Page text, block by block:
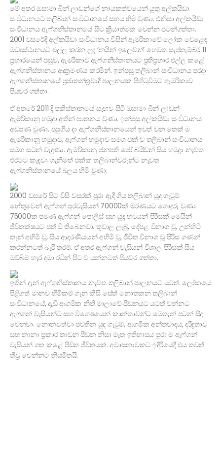
මේ අතර ඔසාමා බින් ලාඩන්ගේ නායකත්වයෙන් යුතු අල්කයිඩා
සංවිධානයට තලිබාන් සංවිධානයේ සහය හිමි වුණා. එනිසා අල්කයිඩා
සංවිධානය ඇෆ්ගනිස්තානයේ සිට ක්‍රියාත්මක වෙන්න පටන්ගත්තා.
2001 වසරේදී අල්කයිඩා සංවිධානය විසින් ඇමරිකාවේ ලෝක වෙළෙඳ
මධ්‍යස්ථානයට එල්ල කරන ලද ‘නයින් ඉලෙවන්’ හෙවත් සැප්තැම්බර් 11
ප්‍රහාරයෙන් පසුව, ඇමරිකාව ඇෆ්ගනිස්තානයට ප්‍රතිප්‍රහාර එල්ල කළේ
ඇෆ්ගනිස්තානය ආක්‍රමණය කරමින්. ඉන්පසු තලිබාන් සංවිධානය පරදා
ඇෆ්ගනිස්තානයේ ප්‍රජාතන්ත්‍රවාදී පාලනයක් පිහිටුවීමට ඇමරිකාව
පියවර ගත්තා.
ඒ අතරේ 2011 දී පකිස්තානයේ සැඟව සිටි ඔසාමා බින් ලාඩන්
ඇමරිකානු හමුදා අතින් ඝාතනය වුණා. ඉන්පසු අල්කයිඩා සංවිධානය
අඩපණ වුණා. පසුගිය දා ඇෆ්ගනිස්තානයෙන් ඉවත් වන තෙක් ම
ඇමරිකානු හමුදාව, ඇෆ්ගන් හමුදාව සමග එක් ව තලිබාන් සංවිධානය
සමග සටන් වැදුණා. ඇමරිකානු ජනපති ජෝ බයිඩන් සිය හමුදා නැවත
එරටට කැඳවා ගැනීමත් එක්ක තලිබාන්වරුන්ට නැවත
ඇෆ්ගනිස්තානයේ බලය හිමි වුණා.
2000 වසරේ සිට විසි වසරක් පුරා ඇදී ගිය තලිබාන් යුද ගැටුම්
හේතුවෙන් ඇෆ්ගන් පුරවැසියන් 70000ක් මරණයට ගොදුරු වුණා.
75000ක පමණ ඇෆ්ගන් පොලිස් සහ යුද භටයන් පිරිසක් මෙයින්
ජීවිතක්ෂයට පත් වී තිබෙනවා. තුවාල ලැබූ, දේපළ විනාශ වූ, උන්හිටි
තැන් අහිමි වූ, සිය ආදරණීයයන් අහිමි වූ, ජීවිත විනාශ වූ පිරිස ගණන්
කරන්නටත් බැරි තරම්. ඒ අතර ඇෆ්ගන් වැසියන් විශාල පිරිසක් සිය
මව්බිම හැර දමා රටින් පිට ව යන්නටත් පියවර ගත්තා.
ඉතින් දැන් ඇෆ්ගනිස්තානය නැවත තලිබාන් පාලනයට යටත්. ලෝකයේ
පිළිගත් මානව හිමිකම් ගැන කිසි සේත් නොතකන තලිබාන්
සංවිධානයේ, දැඩි ආගමික නීති මාලාවේ පීඩනයට යටත් වන්නට
ඇෆ්ගන් වැසියන්ට සහ විශේෂයෙන් කාන්තාවන්ට මෙතැන් පටන් සිදු
වෙනවා. නොනවත්වා පවතින යුද ගැටුම්, ආගමික අන්තවාදය, දරිද්‍රතාව
සහ නානා ප්‍රකාර තාඩන පීඩන නිසා මෑත ඉතිහාසය පුරා ම ඇෆ්ගන්
වැසියන් ගත කළේ පීඩිත ජීවිතයක්. අවාසනාවකට ඉදිරියේදී එය තවත්
තීව්‍ර වෙන්නට නියමිතයි.